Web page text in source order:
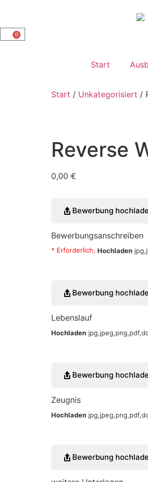
0
Start
Start / Unkategorisiert /
Reverse
0,00 €
* Erforderlich, Hochladen
Bewerbung
Bewerbungsanschreiben
Hochladen
Bewerbung
Lebenslauf
Hochladen
Bewerbung
Zeugnis
Bewerbung